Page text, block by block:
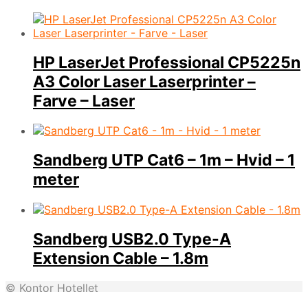
HP LaserJet Professional CP5225n
A3 Color Laser Laserprinter –
Farve – Laser
Sandberg UTP Cat6 – 1m – Hvid – 1
meter
Sandberg USB2.0 Type-A
Extension Cable – 1.8m
© Kontor Hotellet